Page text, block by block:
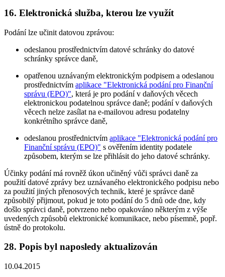
16. Elektronická služba, kterou lze využít
Podání lze učinit datovou zprávou:
odeslanou prostřednictvím datové schránky do datové
schránky správce daně,
opatřenou uznávaným elektronickým podpisem a odeslanou
prostřednictvím aplikace "Elektronická podání pro Finanční
správu (EPO)", která je pro podání v daňových věcech
elektronickou podatelnou správce daně; podání v daňových
věcech nelze zasílat na e-mailovou adresu podatelny
konkrétního správce daně,
odeslanou prostřednictvím aplikace "Elektronická podání pro
Finanční správu (EPO)" s ověřením identity podatele
způsobem, kterým se lze přihlásit do jeho datové schránky.
Účinky podání má rovněž úkon učiněný vůči správci daně za
použití datové zprávy bez uznávaného elektronického podpisu nebo
za použití jiných přenosových technik, které je správce daně
způsobilý přijmout, pokud je toto podání do 5 dnů ode dne, kdy
došlo správci daně, potvrzeno nebo opakováno některým z výše
uvedených způsobů elektronické komunikace, nebo písemně, popř.
ústně do protokolu.
28. Popis byl naposledy aktualizován
10.04.2015